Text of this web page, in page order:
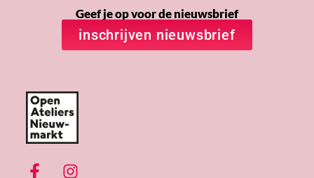
Geef je op voor de nieuwsbrief
inschrijven nieuwsbrief